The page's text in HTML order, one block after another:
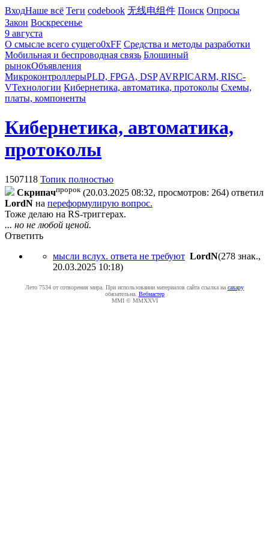
ВходНаше всё Теги codebook 无线电组件 Поиск Опросы
Закон Воскресенье
9 августа
О смысле всего сущего0xFF Средства и методы разработки
Мобильная и беспроводная связь Блошиный
рынокОбъявления
МикроконтроллерыPLD, FPGA, DSP AVRPICARM, RISC-
VТехнологии Кибернетика, автоматика, протоколы Схемы,
платы, компоненты
Кибернетика, автоматика,
протоколы
1507118 Топик полностью
Cкpипaчпророк (20.03.2025 08:32, просмотров: 264) ответил
LordN на переформулирую вопрос.
Тоже делаю на RS-триггерах.
... но не любой ценой.
Ответить
мысли вслух. ответа не требуют LordN(278 знак.,
20.03.2025 10:18)
Лето 7534 от сотворения мира. При использовании материалов сайта ссылка на caxapу
обязательна. Вебмастер
MMI © MMXXVI